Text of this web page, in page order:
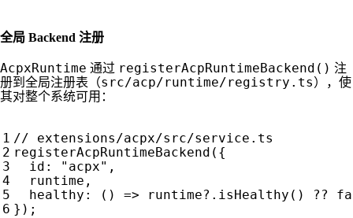
全局 Backend 注册
AcpxRuntime 通过 registerAcpRuntimeBackend() 注
册到全局注册表（src/acp/runtime/registry.ts），使
其对整个系统可用：
registerAcpRuntimeBackend ({
id : "acpx" ,
runtime ,
healthy : () => runtime? . isHealthy () ??
});